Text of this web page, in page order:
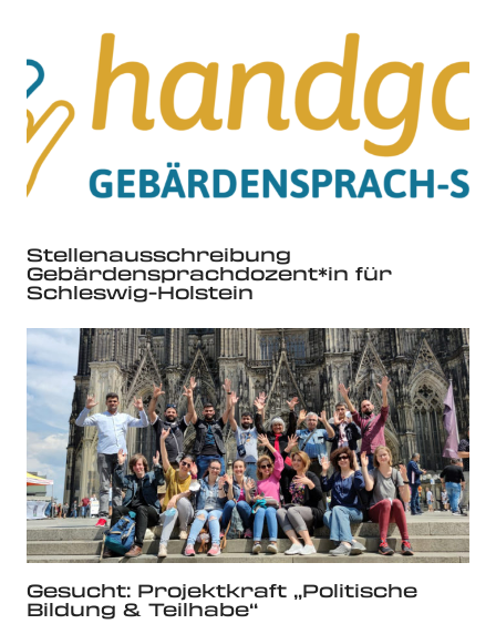
Stellenausschreibung
Gebärdensprachdozent*in für
Schleswig-Holstein
Gesucht: Projektkraft „Politische
Bildung & Teilhabe“